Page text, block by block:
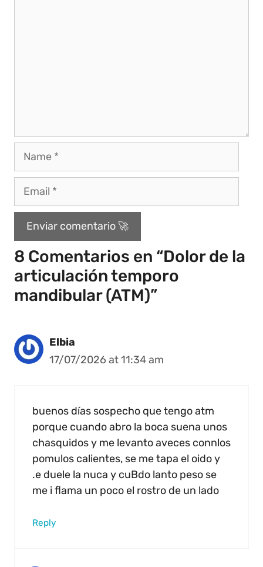
8 Comentarios en “Dolor de la
articulación temporo
mandibular (ATM)”
Elbia
17/07/2026 at 11:34 am
buenos días sospecho que tengo atm
porque cuando abro la boca suena unos
chasquidos y me levanto aveces connlos
pomulos calientes, se me tapa el oido y
.e duele la nuca y cuBdo lanto peso se
me i flama un poco el rostro de un lado
Reply